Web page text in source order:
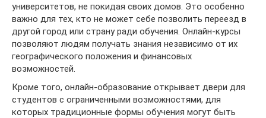
университетов, не покидая своих домов. Это особенно
важно для тех, кто не может себе позволить переезд в
другой город или страну ради обучения. Онлайн-курсы
позволяют людям получать знания независимо от их
географического положения и финансовых
возможностей.
Кроме того, онлайн-образование открывает двери для
студентов с ограниченными возможностями, для
которых традиционные формы обучения могут быть